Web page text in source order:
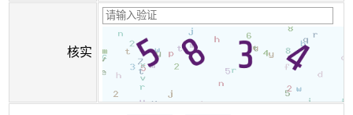
核实